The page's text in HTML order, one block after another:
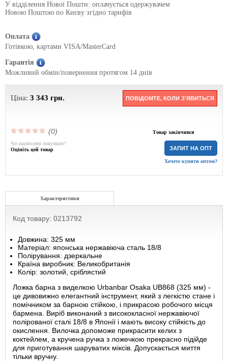
У відділення Нової Пошти: оплачується одержувачем
Новою Поштою по Києву згідно тарифів
Оплата
Готівкою, картами VISA/MasterCard
Гарантія
Можливий обмін/повернення протягом 14 днів
Ціна: 3 343 грн. ПОВІДОМТЕ, КОЛИ З'ЯВИТЬСЯ
(0) Товар закінчився
ЗАПИТ НА ОПТ
Хочете купити оптом?
Чи задоволені покупкою?
Оцініть цей товар
Характеристики
Код товару: 0213792
Довжина: 325 мм
Матеріал: японська нержавіюча сталь 18/8
Полірування: дзеркальне
Країна виробник: Великобританія
Колір: золотий, сріблястий
Ложка барна з виделкою Urbanbar Osaka UB868 (325 мм) -
це дивовижно елегантний інструмент, який з легкістю стане і
помічником за барною стійкою, і прикрасою робочого місця
бармена. Виріб виконаний з висококласної нержавіючої
полірованої сталі 18/8 в Японії і мають високу стійкість до
окислення. Вилочка допоможе прикрасити келих з
коктейлем, а кручена ручка з ложечкою прекрасно підійде
для приготування шаруватих міксів. Допускається миття
тільки вручну.